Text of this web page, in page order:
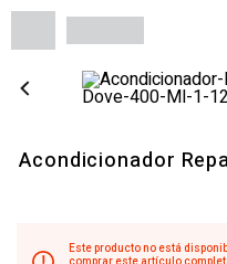
Acondicionador
Este producto no está